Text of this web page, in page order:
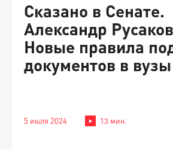
Сказано в Сенате.
Александр
Новые правила
документов в вузы
5 июля 2024 13 мин.